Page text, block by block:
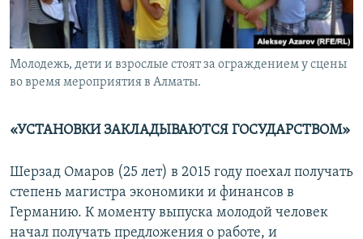
Молодежь, дети и взрослые стоят за ограждением у сцены
во время мероприятия в Алматы.
«УСТАНОВКИ ЗАКЛАДЫВАЮТСЯ ГОСУДАРСТВОМ»
Шерзад Омаров (25 лет) в 2015 году поехал получать
степень магистра экономики и финансов в
Германию. К моменту выпуска молодой человек
начал получать предложения о работе, и